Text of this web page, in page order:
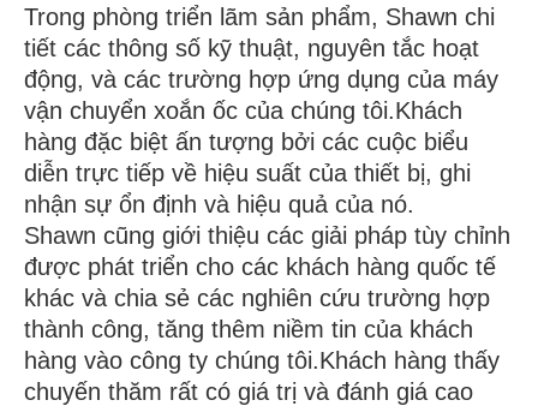
Trong phòng triển lãm sản phẩm, Shawn chi
tiết các thông số kỹ thuật, nguyên tắc hoạt
động, và các trường hợp ứng dụng của máy
vận chuyển xoắn ốc của chúng tôi.Khách
hàng đặc biệt ấn tượng bởi các cuộc biểu
diễn trực tiếp về hiệu suất của thiết bị, ghi
nhận sự ổn định và hiệu quả của nó.
Shawn cũng giới thiệu các giải pháp tùy chỉnh
được phát triển cho các khách hàng quốc tế
khác và chia sẻ các nghiên cứu trường hợp
thành công, tăng thêm niềm tin của khách
hàng vào công ty chúng tôi.Khách hàng thấy
chuyến thăm rất có giá trị và đánh giá cao